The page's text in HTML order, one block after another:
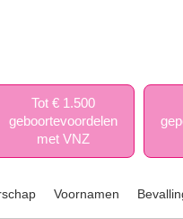
Tot € 1.500
geboortevoordelen
met VNZ
Voornamen